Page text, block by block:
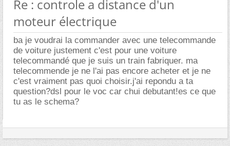
Re : controle a distance d'un
moteur électrique
ba je voudrai la commander avec une telecommande
de voiture justement c'est pour une voiture
telecommandé que je suis un train fabriquer. ma
telecommende je ne l'ai pas encore acheter et je ne
c'est vraiment pas quoi choisir.j'ai repondu a ta
question?dsl pour le voc car chui debutant!es ce que
tu as le schema?